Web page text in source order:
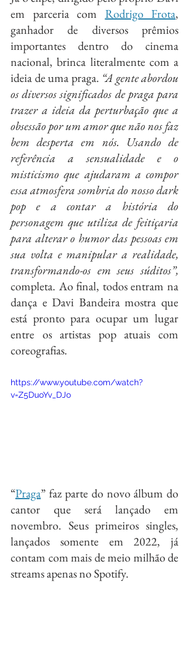
em parceria com Rodrigo Frota,
ganhador de diversos prêmios
importantes dentro do cinema
nacional, brinca literalmente com a
ideia de uma praga. “A gente abordou
os diversos significados de praga para
trazer a ideia da perturbação que a
obsessão por um amor que não nos faz
bem desperta em nós. Usando de
referência a sensualidade e o
misticismo que ajudaram a compor
essa atmosfera sombria do nosso dark
pop e a contar a história do
personagem que utiliza de feitiçaria
para alterar o humor das pessoas em
sua volta e manipular a realidade,
transformando-os em seus súditos”,
completa. Ao final, todos entram na
dança e Davi Bandeira mostra que
está pronto para ocupar um lugar
entre os artistas pop atuais com
coreografias.
https://www.youtube.com/watch?
v=Z5DuoYv_DJo
“Praga” faz parte do novo álbum do
cantor que será lançado em
novembro. Seus primeiros singles,
lançados somente em 2022, já
contam com mais de meio milhão de
streams apenas no Spotify.